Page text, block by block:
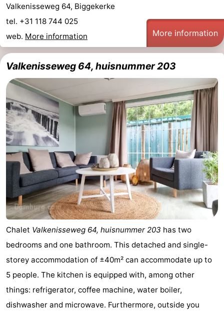
Valkenisseweg 64, Biggekerke
tel. +31 118 744 025
web. More information More information
Valkenisseweg 64, huisnummer 203
Chalet Valkenisseweg 64, huisnummer 203 has two
bedrooms and one bathroom. This detached and single-
storey accommodation of ±40m² can accommodate up to
5 people. The kitchen is equipped with, among other
things: refrigerator, coffee machine, water boiler,
dishwasher and microwave. Furthermore, outside you